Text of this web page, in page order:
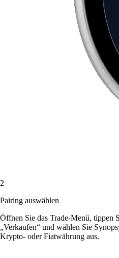
2
Pairing auswählen
Öffnen Sie das Trade-Menü, tippen
„Verkaufen“ und wählen Sie
Krypto- oder Fiatwährung aus.